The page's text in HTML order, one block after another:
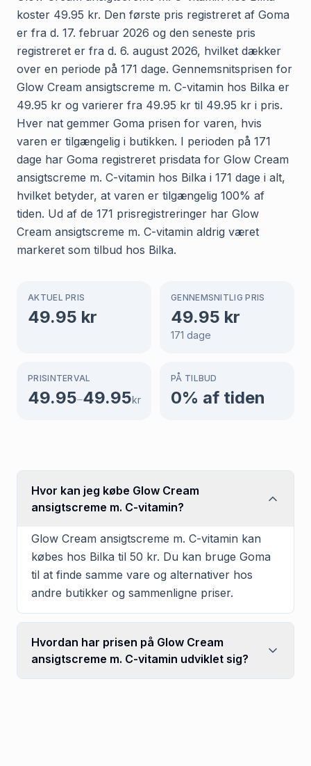
koster 49.95 kr. Den første pris registreret af Goma
er fra d. 17. februar 2026 og den seneste pris
registreret er fra d. 6. august 2026, hvilket dækker
over en periode på 171 dage. Gennemsnitsprisen for
Glow Cream ansigtscreme m. C-vitamin hos Bilka er
49.95 kr og varierer fra 49.95 kr til 49.95 kr i pris.
Hver nat gemmer Goma prisen for varen, hvis
varen er tilgængelig i butikken. I perioden på 171
dage har Goma registreret prisdata for Glow Cream
ansigtscreme m. C-vitamin hos Bilka i 171 dage i alt,
hvilket betyder, at varen er tilgængelig 100% af
tiden. Ud af de 171 prisregistreringer har Glow
Cream ansigtscreme m. C-vitamin aldrig været
markeret som tilbud hos Bilka.
AKTUEL PRIS
49.95 kr
GENNEMSNITLIG PRIS
49.95 kr
171 dage
PRISINTERVAL
49.95–49.95kr
PÅ TILBUD
0% af tiden
Hvor kan jeg købe Glow Cream
ansigtscreme m. C-vitamin?
Glow Cream ansigtscreme m. C-vitamin kan
købes hos Bilka til 50 kr. Du kan bruge Goma
til at finde samme vare og alternativer hos
andre butikker og sammenligne priser.
Hvordan har prisen på Glow Cream
ansigtscreme m. C-vitamin udviklet sig?